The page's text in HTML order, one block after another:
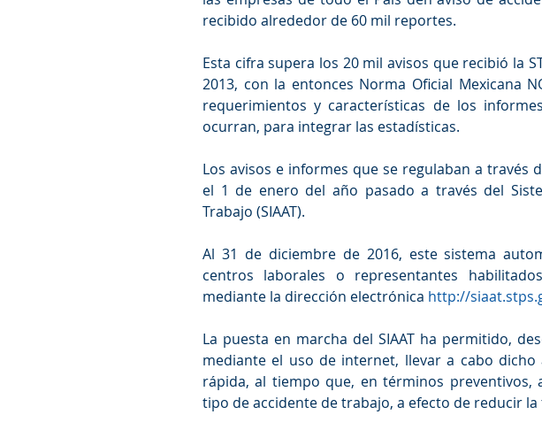
recibido alrededor de 60 mil reportes.
Esta cifra supera los 20 mil avisos que recibió la
2013, con la entonces Norma Oficial Mexicana
requerimientos y características de los
ocurran, para integrar las estadísticas.
Los avisos e informes que se regulaban a través
el 1 de enero del año pasado a través del
Trabajo (SIAAT).
Al 31 de diciembre de 2016, este sistema
centros laborales o representantes
mediante la dirección electrónica http://
La puesta en marcha del SIAAT ha permitido,
mediante el uso de internet, llevar a cabo
rápida, al tiempo que, en términos preventivos,
tipo de accidente de trabajo, a efecto de reducir la